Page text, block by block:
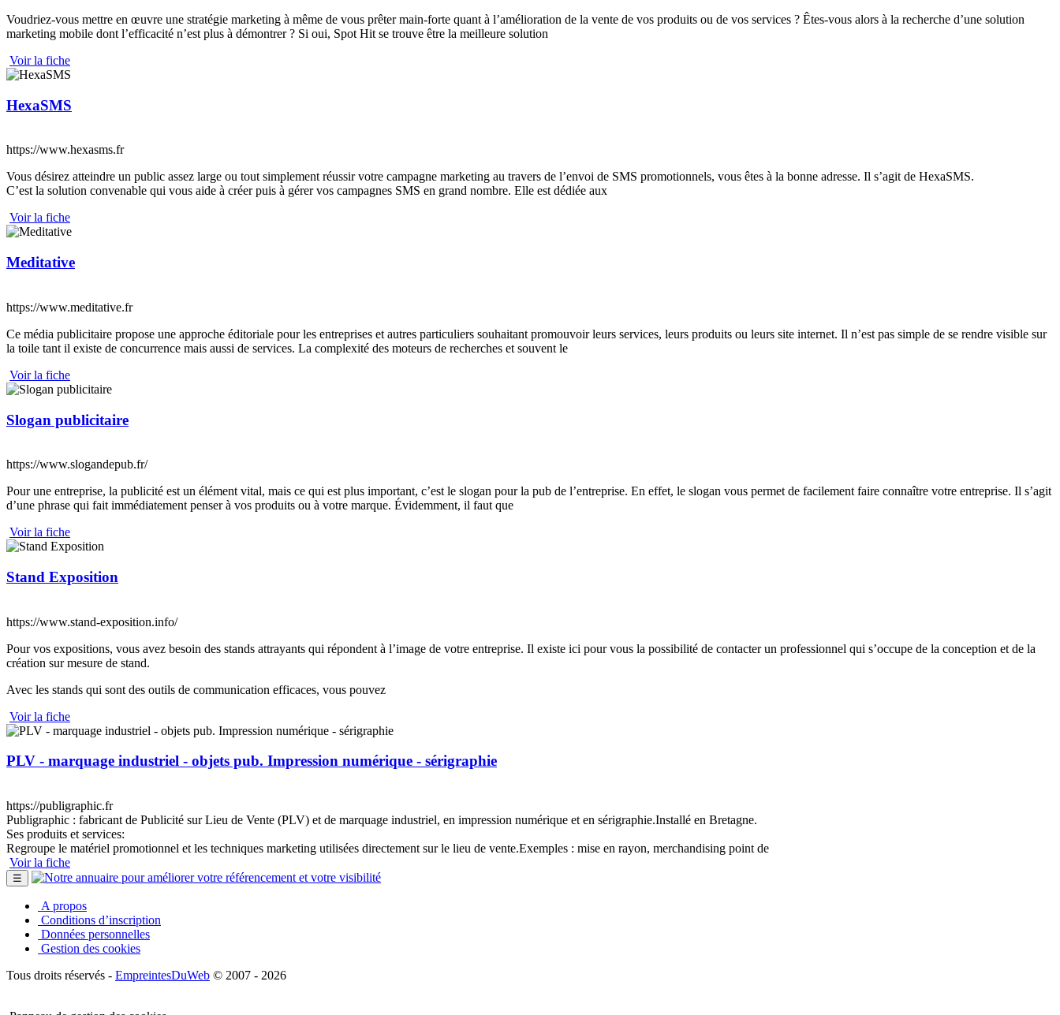
Voudriez-vous mettre en œuvre une stratégie marketing à même de vous prêter main-forte quant à l’amélioration de la vente de vos produits ou de vos services ? Êtes-vous alors à la recherche d’une solution
marketing mobile dont l’efficacité n’est plus à démontrer ? Si oui, Spot Hit se trouve être la meilleure solution
Voir la fiche
HexaSMS
https://www.hexasms.fr
Vous désirez atteindre un public assez large ou tout simplement réussir votre campagne marketing au travers de l’envoi de SMS promotionnels, vous êtes à la bonne adresse. Il s’agit de HexaSMS.
C’est la solution convenable qui vous aide à créer puis à gérer vos campagnes SMS en grand nombre. Elle est dédiée aux
Voir la fiche
Meditative
https://www.meditative.fr
Ce média publicitaire propose une approche éditoriale pour les entreprises et autres particuliers souhaitant promouvoir leurs services, leurs produits ou leurs site internet. Il n’est pas simple de se rendre visible sur
la toile tant il existe de concurrence mais aussi de services. La complexité des moteurs de recherches et souvent le
Voir la fiche
Slogan publicitaire
https://www.slogandepub.fr/
Pour une entreprise, la publicité est un élément vital, mais ce qui est plus important, c’est le slogan pour la pub de l’entreprise. En effet, le slogan vous permet de facilement faire connaître votre entreprise. Il s’agit
d’une phrase qui fait immédiatement penser à vos produits ou à votre marque. Évidemment, il faut que
Voir la fiche
Stand Exposition
https://www.stand-exposition.info/
Pour vos expositions, vous avez besoin des stands attrayants qui répondent à l’image de votre entreprise. Il existe ici pour vous la possibilité de contacter un professionnel qui s’occupe de la conception et de la
création sur mesure de stand.
Avec les stands qui sont des outils de communication efficaces, vous pouvez
Voir la fiche
PLV - marquage industriel - objets pub. Impression numérique - sérigraphie
https://publigraphic.fr
Publigraphic : fabricant de Publicité sur Lieu de Vente (PLV) et de marquage industriel, en impression numérique et en sérigraphie.Installé en Bretagne.
Ses produits et services:
Regroupe le matériel promotionnel et les techniques marketing utilisées directement sur le lieu de vente.Exemples : mise en rayon, merchandising point de
Voir la fiche
☰
A propos
Conditions d’inscription
Données personnelles
Gestion des cookies
Tous droits réservés - EmpreintesDuWeb © 2007 - 2026